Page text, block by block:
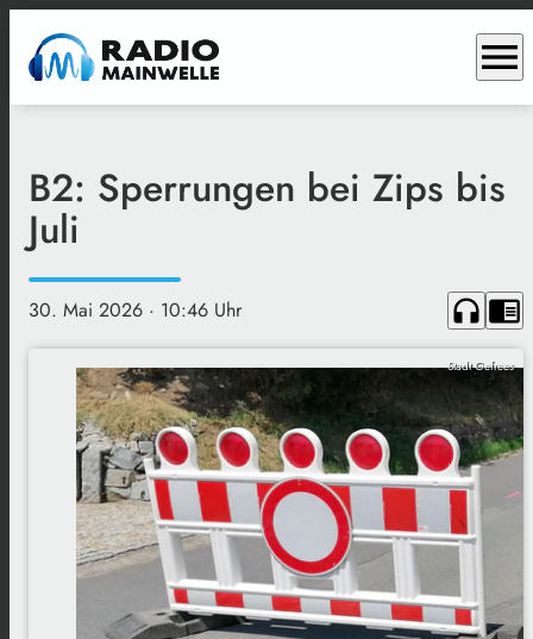
menu
B2: Sperrungen bei Zips bis
Juli
30. Mai 2026 · 10:46 Uhr headphones chrome_reader_mode
Stadt Gefrees